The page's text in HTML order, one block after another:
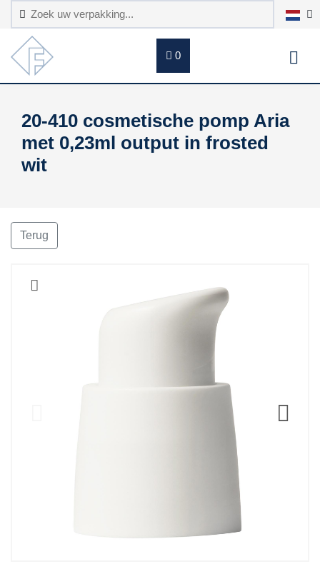
0
20-410 cosmetische pomp Aria
met 0,23ml output in frosted
wit
Terug